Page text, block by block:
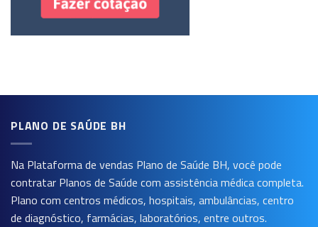
PLANO DE SAÚDE BH
Na Plataforma de vendas Plano de Saúde BH, você pode
contratar Planos de Saúde com assistência médica completa.
Plano com centros médicos, hospitais, ambulâncias, centro
de diagnóstico, farmácias, laboratórios, entre outros.